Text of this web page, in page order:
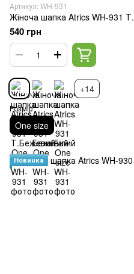
Артикул: WH-931
Жіноча шапка Atrics WH-931
540 грн
+14
Розмір
One size
Новинка